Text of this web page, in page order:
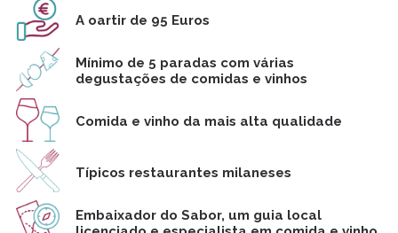
A oartir de 95 Euros
Mínimo de 5 paradas com várias
degustações de comidas e vinhos
Comida e vinho da mais alta qualidade
Típicos restaurantes milaneses
Embaixador do Sabor, um guia local